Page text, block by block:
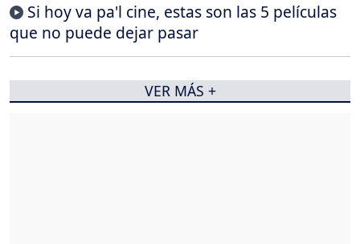
Si hoy va pa'l cine, estas son las 5 películas
que no puede dejar pasar
VER MÁS +